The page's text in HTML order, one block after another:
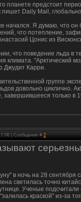
планете предстоит
пишет Daily Mail,
начался. Я думаю, что
что потепление,
Цонис из
что поведение льда в
климата. "Арктический
Джудит Карри.
группе
довольно циклично.
завершившееся только в
| Сообщение # 2
в ночь на 28 сентября
светилась точно
Ученые
краской" из-за